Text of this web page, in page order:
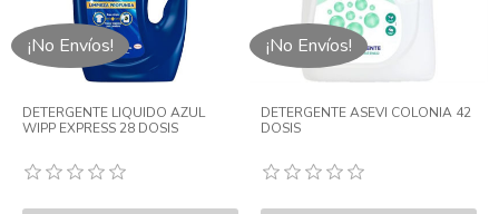
¡No Envíos!
DETERGENTE LIQUIDO AZUL
WIPP EXPRESS 28 DOSIS
¡No Envíos!
DETERGENTE ASEVI COLONIA 42
DOSIS